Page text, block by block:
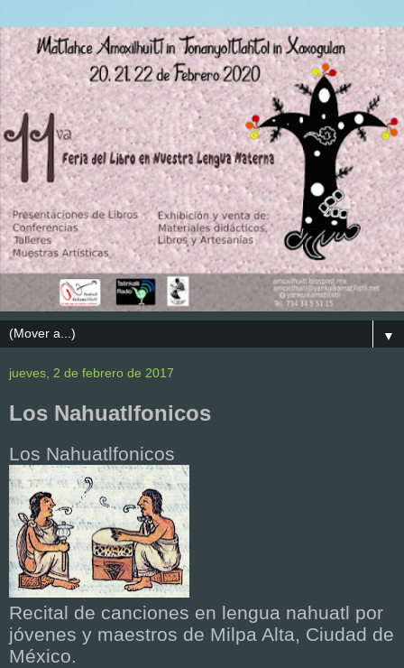
▼
jueves, 2 de febrero de 2017
Los Nahuatlfonicos
Los Nahuatlfonicos
Recital de canciones en lengua nahuatl por
jóvenes y maestros de Milpa Alta, Ciudad de
México.